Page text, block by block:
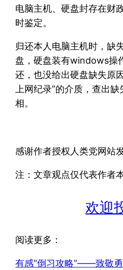
电脑主机、硬盘封存在财
时鉴定。
归还本人电脑主机时，缺
盘，硬盘装有windows操
还，也没给出硬盘缺失原
上网纪录”的介质，查出
相。
感谢作者授权人类党网站
注：文章观点仅代表作者本
欢迎
阅读更多：
有感“倒习攻略”——致敬